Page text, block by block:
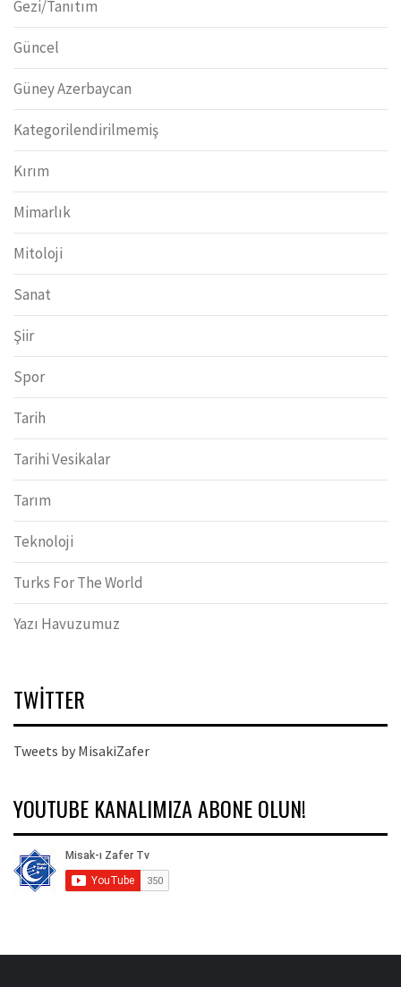
Gezi/Tanıtım
Güncel
Güney Azerbaycan
Kategorilendirilmemiş
Kırım
Mimarlık
Mitoloji
Sanat
Şiir
Spor
Tarih
Tarihi Vesikalar
Tarım
Teknoloji
Turks For The World
Yazı Havuzumuz
TWITTER
Tweets by MisakiZafer
YOUTUBE KANALIMIZA ABONE OLUN!